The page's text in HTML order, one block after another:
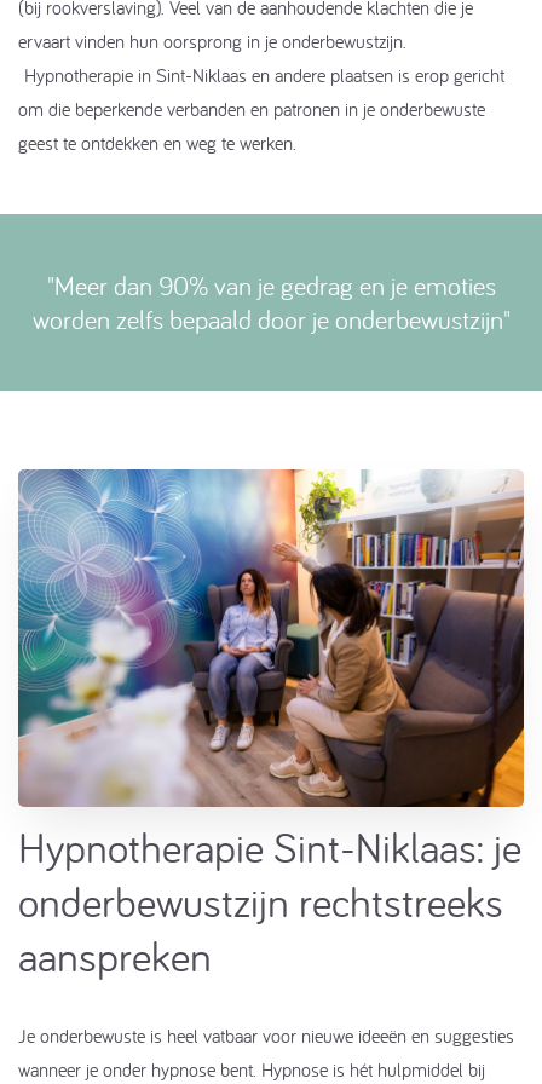
(bij rookverslaving). Veel van de aanhoudende klachten die je
ervaart vinden hun oorsprong in je onderbewustzijn.
Hypnotherapie in Sint-Niklaas en andere plaatsen is erop gericht
om die beperkende verbanden en patronen in je onderbewuste
geest te ontdekken en weg te werken.
Meer dan 90% van je gedrag en je emoties
worden zelfs bepaald door je onderbewustzijn
Hypnotherapie Sint-Niklaas: je
onderbewustzijn rechtstreeks
aanspreken
Je onderbewuste is heel vatbaar voor nieuwe ideeën en suggesties
wanneer je onder hypnose bent. Hypnose is hét hulpmiddel bij